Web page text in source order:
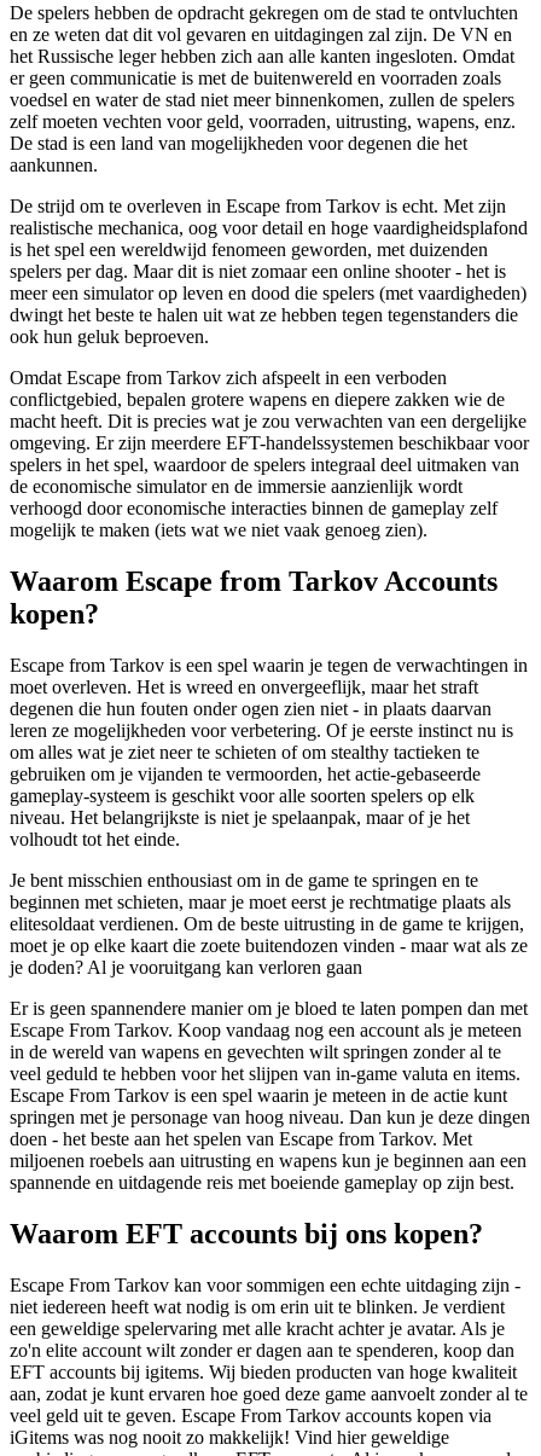
De spelers hebben de opdracht gekregen om de stad te ontvluchten
en ze weten dat dit vol gevaren en uitdagingen zal zijn. De VN en
het Russische leger hebben zich aan alle kanten ingesloten. Omdat
er geen communicatie is met de buitenwereld en voorraden zoals
voedsel en water de stad niet meer binnenkomen, zullen de spelers
zelf moeten vechten voor geld, voorraden, uitrusting, wapens, enz.
De stad is een land van mogelijkheden voor degenen die het
aankunnen.
De strijd om te overleven in Escape from Tarkov is echt. Met zijn
realistische mechanica, oog voor detail en hoge vaardigheidsplafond
is het spel een wereldwijd fenomeen geworden, met duizenden
spelers per dag. Maar dit is niet zomaar een online shooter - het is
meer een simulator op leven en dood die spelers (met vaardigheden)
dwingt het beste te halen uit wat ze hebben tegen tegenstanders die
ook hun geluk beproeven.
Omdat Escape from Tarkov zich afspeelt in een verboden
conflictgebied, bepalen grotere wapens en diepere zakken wie de
macht heeft. Dit is precies wat je zou verwachten van een dergelijke
omgeving. Er zijn meerdere EFT-handelssystemen beschikbaar voor
spelers in het spel, waardoor de spelers integraal deel uitmaken van
de economische simulator en de immersie aanzienlijk wordt
verhoogd door economische interacties binnen de gameplay zelf
mogelijk te maken (iets wat we niet vaak genoeg zien).
Waarom Escape from Tarkov Accounts
kopen?
Escape from Tarkov is een spel waarin je tegen de verwachtingen in
moet overleven. Het is wreed en onvergeeflijk, maar het straft
degenen die hun fouten onder ogen zien niet - in plaats daarvan
leren ze mogelijkheden voor verbetering. Of je eerste instinct nu is
om alles wat je ziet neer te schieten of om stealthy tactieken te
gebruiken om je vijanden te vermoorden, het actie-gebaseerde
gameplay-systeem is geschikt voor alle soorten spelers op elk
niveau. Het belangrijkste is niet je spelaanpak, maar of je het
volhoudt tot het einde.
Je bent misschien enthousiast om in de game te springen en te
beginnen met schieten, maar je moet eerst je rechtmatige plaats als
elitesoldaat verdienen. Om de beste uitrusting in de game te krijgen,
moet je op elke kaart die zoete buitendozen vinden - maar wat als ze
je doden? Al je vooruitgang kan verloren gaan
Er is geen spannendere manier om je bloed te laten pompen dan met
Escape From Tarkov. Koop vandaag nog een account als je meteen
in de wereld van wapens en gevechten wilt springen zonder al te
veel geduld te hebben voor het slijpen van in-game valuta en items.
Escape From Tarkov is een spel waarin je meteen in de actie kunt
springen met je personage van hoog niveau. Dan kun je deze dingen
doen - het beste aan het spelen van Escape from Tarkov. Met
miljoenen roebels aan uitrusting en wapens kun je beginnen aan een
spannende en uitdagende reis met boeiende gameplay op zijn best.
Waarom EFT accounts bij ons kopen?
Escape From Tarkov kan voor sommigen een echte uitdaging zijn -
niet iedereen heeft wat nodig is om erin uit te blinken. Je verdient
een geweldige spelervaring met alle kracht achter je avatar. Als je
zo'n elite account wilt zonder er dagen aan te spenderen, koop dan
EFT accounts bij igitems. Wij bieden producten van hoge kwaliteit
aan, zodat je kunt ervaren hoe goed deze game aanvoelt zonder al te
veel geld uit te geven. Escape From Tarkov accounts kopen via
iGitems was nog nooit zo makkelijk! Vind hier geweldige